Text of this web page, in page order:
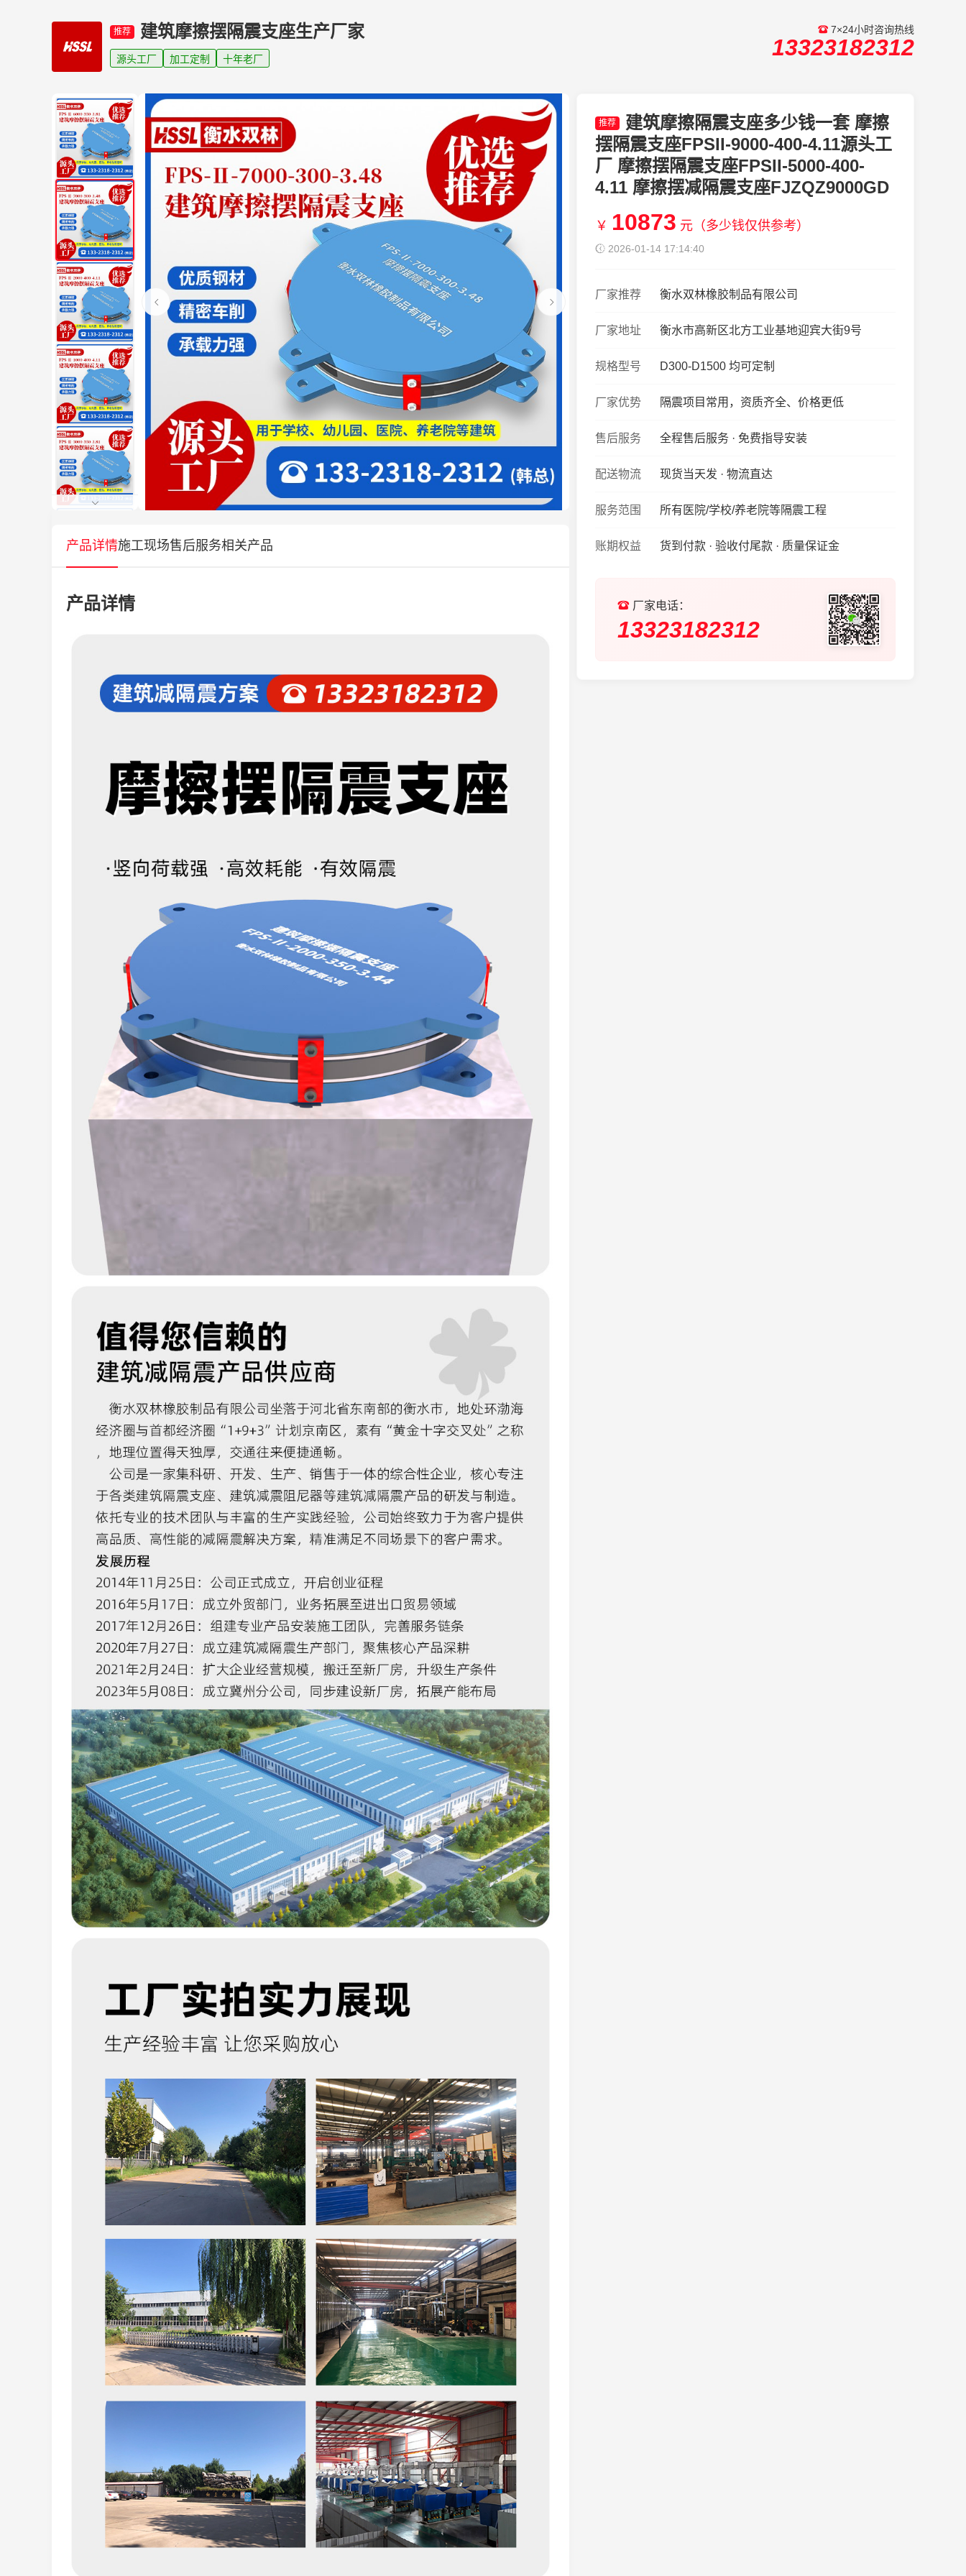
推荐 建筑摩擦摆隔震支座生产厂家
源头工厂 加工定制 十年老厂
7×24小时咨询热线
13323182312
推荐
建筑摩擦隔震支座多少钱一套 摩擦
摆隔震支座FPSII-9000-400-4.11源头工
厂 摩擦摆隔震支座FPSII-5000-400-
4.11 摩擦摆减隔震支座FJZQZ9000GD
￥ 10873 元（多少钱仅供参考）
2026-01-14 17:14:40
厂家推荐 衡水双林橡胶制品有限公司
厂家地址 衡水市高新区北方工业基地迎宾大街9号
规格型号 D300-D1500 均可定制
厂家优势 隔震项目常用，资质齐全、价格更低
售后服务 全程售后服务 · 免费指导安装
配送物流 现货当天发 · 物流直达
服务范围 所有医院/学校/养老院等隔震工程
账期权益 货到付款 · 验收付尾款 · 质量保证金
厂家电话：
13323182312
产品详情施工现场售后服务相关产品
产品详情